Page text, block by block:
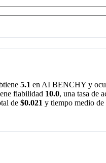
5.1 en AI BENCHY y
fiabilidad 10.0, una tasa de
de $0.021 y tiempo medio de